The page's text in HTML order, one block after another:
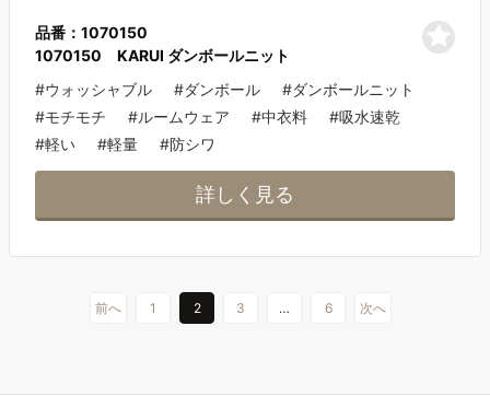
品番：1070150
1070150 KARUI ダンボールニット
#ウォッシャブル
#ダンボール
#ダンボールニット
#モチモチ
#ルームウェア #中衣料
#吸水速乾
#軽い
#軽量 #防シワ
詳しく見る
前へ 1 2 3 … 6 次へ